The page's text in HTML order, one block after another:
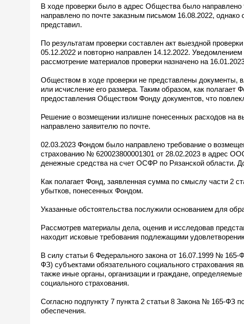
В ходе проверки было в адрес Общества было направлено
направлено по почте заказным письмом 16.08.2022,
представил.
По результатам проверки составлен акт выездной
05.12.2022 и повторно направлен 14.12.2022.
рассмотрение материалов проверки назначено на
Обществом в ходе проверки не представлены документы,
или исчисление его размера. Таким образом, как
предоставления Обществом Фонду документов, что
Решение о возмещении излишне понесенных расходов на
направлено заявителю по почте.
02.03.2023 Фондом было направлено требование о
страхованию № 620023800001301 от 28.02.2023 в адрес
денежные средства на счет ОСФР по Рязанской области.
Как полагает Фонд, заявленная сумма по смыслу части 2
убытков, понесенных Фондом.
Указанные обстоятельства послужили основанием для
Рассмотрев материалы дела, оценив и исследовав
находит исковые требования подлежащими
В силу статьи 6 Федерального закона от 16.07.1999 №
ФЗ) субъектами обязательного социального страхования
также иные органы, организации и граждане,
социального страхования.
Согласно подпункту 7 пункта 2 статьи 8 Закона № 165-ФЗ
обеспечения.